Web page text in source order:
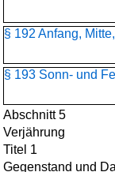
§ 192 Anfang,
§ 193 Sonn- und
Abschnitt 5
Verjährung
Titel 1
Gegenstand und